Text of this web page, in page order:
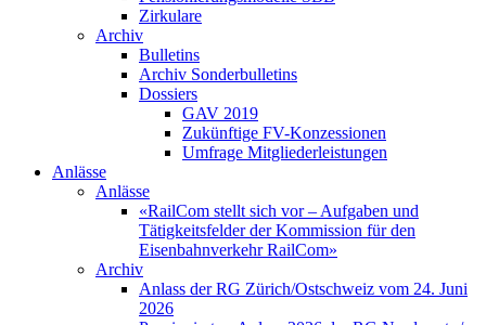
Zirkulare
Archiv
Bulletins
Archiv Sonderbulletins
Dossiers
GAV 2019
Zukünftige FV-Konzessionen
Umfrage Mitgliederleistungen
Anlässe
Anlässe
«RailCom stellt sich vor – Aufgaben und
Tätigkeitsfelder der Kommission für den
Eisenbahnverkehr RailCom»
Archiv
Anlass der RG Zürich/Ostschweiz vom 24. Juni
2026